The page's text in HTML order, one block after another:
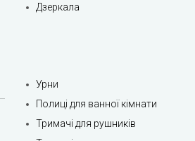
Дзеркала
Урни
Полиці для ванної кімнати
Тримачі для рушників